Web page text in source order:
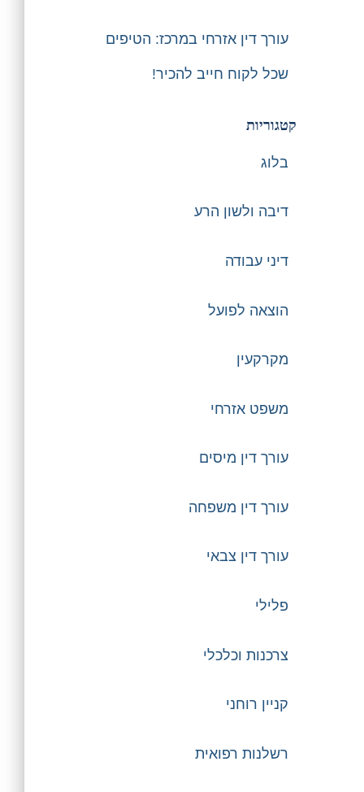
עורך דין אזרחי במרכז: הטיפים
שכל לקוח חייב להכיר!
קטגוריות
בלוג
דיבה ולשון הרע
דיני עבודה
הוצאה לפועל
מקרקעין
משפט אזרחי
עורך דין מיסים
עורך דין משפחה
עורך דין צבאי
פלילי
צרכנות וכלכלי
קניין רוחני
רשלנות רפואית